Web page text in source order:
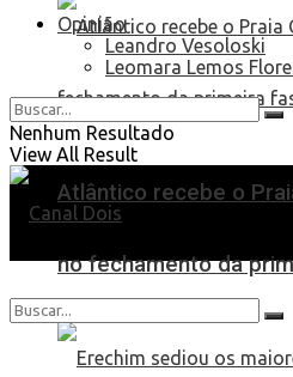
Atlântico recebe o
no fechamento da
Opinião
Leandro Vesoloski
Leomara Lemos
Nenhum Resultado
View All Result